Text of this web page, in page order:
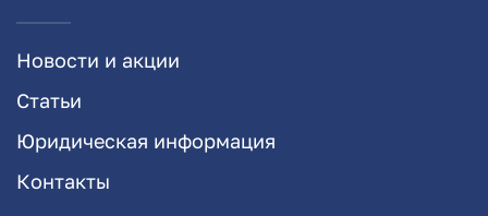
Новости и акции
Статьи
Юридическая информация
Контакты